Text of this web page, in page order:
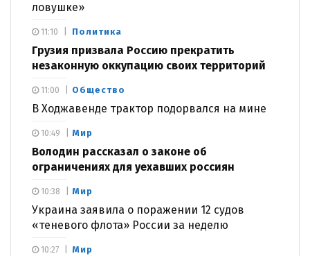
ловушке»
Политика
Грузия призвала Россию прекратить
незаконную оккупацию своих территорий
11:10
Общество
В Ходжавенде трактор подорвался на мине
11:00
Мир
Володин рассказал о законе об
ограничениях для уехавших россиян
10:49
Мир
Украина заявила о поражении 12 судов
«теневого флота» России за неделю
10:38
Мир
10:27